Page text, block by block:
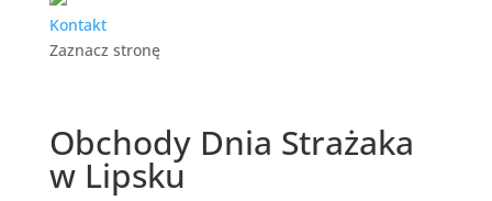
Kontakt
Zaznacz stronę
Obchody Dnia Strażaka
w Lipsku